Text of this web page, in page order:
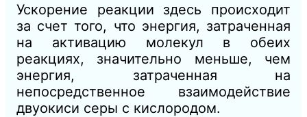
Ускорение реакции здесь происходит
за счет того, что энергия, затраченная
на активацию молекул в обеих
реакциях, значительно меньше, чем
энергия, затраченная на
непосредственное взаимодействие
двуокиси серы с кислородом.